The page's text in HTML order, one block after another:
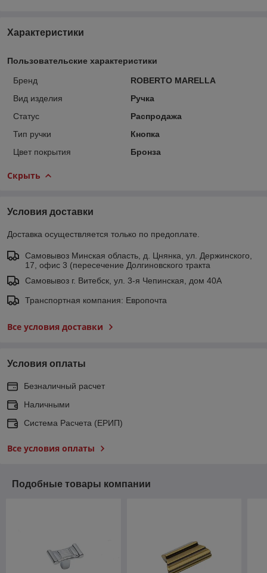
Характеристики
Пользовательские характеристики
Бренд
ROBERTO MARELLA
Вид изделия
Ручка
Статус
Распродажа
Тип ручки
Кнопка
Цвет покрытия
Бронза
Скрыть
Условия доставки
Доставка осуществляется только по предоплате.
Самовывоз Минская область, д. Цнянка, ул. Держинского,
17, офис 3 (пересечение Долгиновского тракта
Самовывоз г. Витебск, ул. 3-я Чепинская, дом 40А
Транспортная компания: Европочта
Все условия доставки
Условия оплаты
Безналичный расчет
Наличными
Система Расчета (ЕРИП)
Все условия оплаты
Подобные товары компании